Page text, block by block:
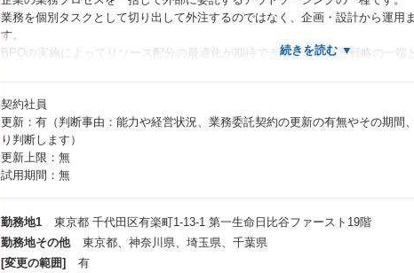
業務を個別タスクとして切り出して外注するのではなく、企画・設計から運用
す。
BPOの実施によってリソース配分の最適化が期待できるため、経営戦略の一端
頂いたプロジェクトには同社チームで遂行していきます。（9割東京23区内での
チーム構成としては１チーム5名～大きいもので数十名程度となります。
内訳としてはSV1～2名／チームリーダー／メンバーという構成となっておりま
クライアント先に一人で向かうこともないですし、業務はチームで進めていきま
※本ポジションはSVとしての採用でございます。
【長期就業可能な環境です！】
①ライフステージに合わせた柔軟な働き方が可能です。
→本ポジションは20代後半～50代まで幅広い年齢層の方がご活躍されております
今後のライフステージの変化に合わせて、育産休や時短勤務、フレックス制度
契約社員
更新：有（判断事由：能力や経営状況、業務委託契約の更新の有無やその期間
り判断します）
更新上限：無
試用期間：無
勤務地1
東京都 千代田区有楽町1-13-1 第一生命日比谷ファースト19階
勤務地その他
東京都、神奈川県、埼玉県、千葉県
[変更の範囲]
有